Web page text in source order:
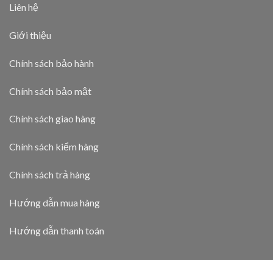
Liên hệ
Giới thiệu
Chính sách bảo hành
Chính sách bảo mật
Chính sách giao hàng
Chính sách kiểm hàng
Chính sách trả hàng
Hướng dẫn mua hàng
Hướng dẫn thanh toán